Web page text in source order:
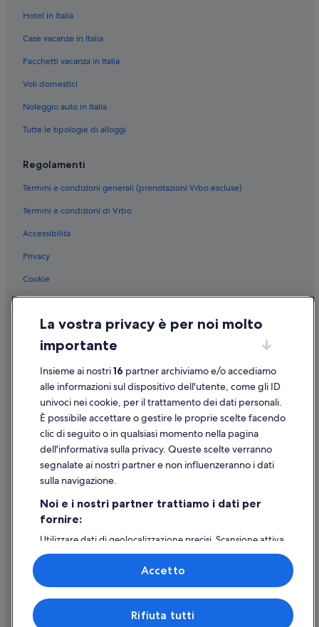
Orbetello: Affittacamere
Orbetello: Chalet
Orbetello: Residence
Orbetello: Ville
Giannella: Affittacamere
Giannella: Agriturismi
Giannella: Case rurali
Giannella: Residence
Giannella: Resort
Giannella: Case private in affitto
Cattedrale di Orbetello: hotel nelle vicinanze
Spiaggia della Feniglia: hotel nelle vicinanze
L'oasi WWF di Orbetello: hotel nelle vicinanze
Santa Liberata: hotel
Orbetello: hotel
Libreria Paoline: hotel nelle vicinanze
Orbetello: hotel Independent
Hotel in Italia
Case vacanze in Italia
Pacchetti vacanza in Italia
Voli domestici
Noleggio auto in Italia
Tutte le tipologie di alloggi
Regolamenti
Termini e condizioni generali (prenotazioni Vrbo escluse)
Termini e condizioni di Vrbo
Accessibilità
Privacy
Cookie
Informazioni legali/Contatti
Linee guida sui contenuti e segnalazione dei contenuti
Supporto
Assistenza clienti
Contattaci
Come cancellare un volo
Come modificare la prenotazione di un hotel o una casa vacanze
Utilizzare un coupon Expedia
Documenti per i viaggi internazionali
© 2026 Expedia, Inc., una società di Expedia Group. Tutti i diritti riservati.
La vostra privacy è per noi molto
importante
Insieme ai nostri16 partner archiviamo e/o accediamo
alle informazioni sul dispositivo dell'utente, come gli ID
univoci nei cookie, per il trattamento dei dati personali.
È possibile accettare o gestire le proprie scelte facendo
clic di seguito o in qualsiasi momento nella pagina
dell'informativa sulla privacy. Queste scelte verranno
segnalate ai nostri partner e non influenzeranno i dati
sulla navigazione.
Noi e i nostri partner trattiamo i dati per
fornire:
Utilizzare dati di geolocalizzazione precisi. Scansione attiva
delle caratteristiche del dispositivo ai fini
dell’identificazione. Archiviare informazioni su dispositivo
e/o accedervi. Pubblicità e contenuti personalizzati,
misurazione delle prestazioni dei contenuti e degli
annunci, ricerche sul pubblico, sviluppo di servizi.
Elenco dei partner (fornitori)
Rifiuta tutti
Accetto